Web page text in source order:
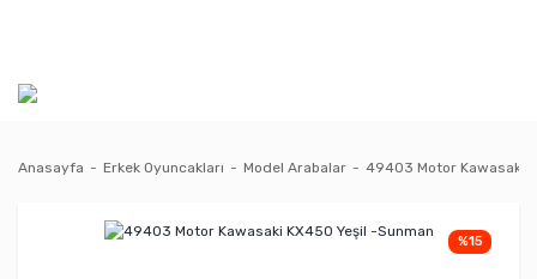
Anasayfa Erkek Oyuncakları Model Arabalar 49403 Motor Kawasaki
%15